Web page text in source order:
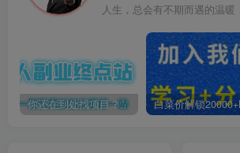
人生，总会有不期而遇的温
你还在到处找项目？还在当韭菜？我靠卖项目一个月收入5万+，曾经我也是个失败者。